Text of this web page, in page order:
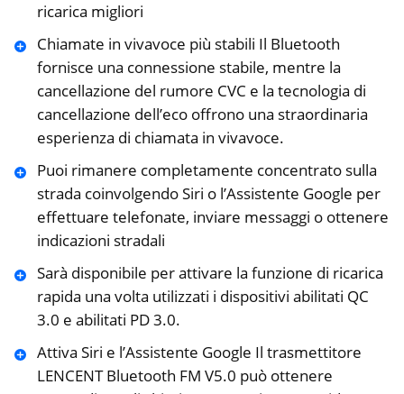
ricarica migliori
Chiamate in vivavoce più stabili Il Bluetooth
fornisce una connessione stabile, mentre la
cancellazione del rumore CVC e la tecnologia di
cancellazione dell’eco offrono una straordinaria
esperienza di chiamata in vivavoce.
Puoi rimanere completamente concentrato sulla
strada coinvolgendo Siri o l’Assistente Google per
effettuare telefonate, inviare messaggi o ottenere
indicazioni stradali
Sarà disponibile per attivare la funzione di ricarica
rapida una volta utilizzati i dispositivi abilitati QC
3.0 e abilitati PD 3.0.
Attiva Siri e l’Assistente Google Il trasmettitore
LENCENT Bluetooth FM V5.0 può ottenere